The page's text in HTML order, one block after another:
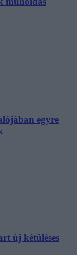
egyre
új kétüléses